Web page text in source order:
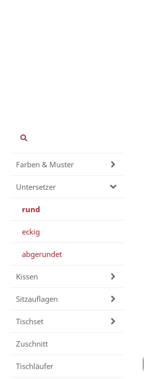
Farben & Muster
Untersetzer
rund
eckig
abgerundet
Kissen
Sitzauflagen
Tischset
Zuschnitt
Tischläufer